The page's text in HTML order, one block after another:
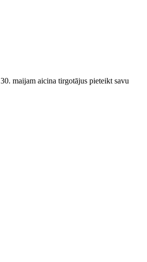
maijam aicina tirgotājus pieteikt savu